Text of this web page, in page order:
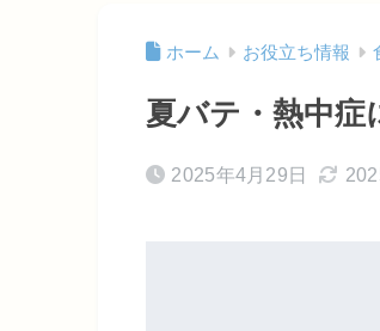
ホーム お役立ち情報
夏バテ・熱中症
2025年4月29日